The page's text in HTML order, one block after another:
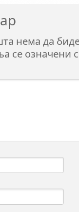
нема да
се означени